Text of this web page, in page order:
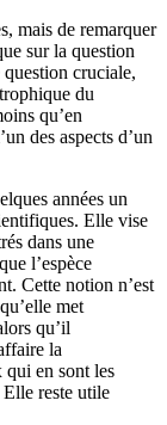
mais de remarquer
sur la question
question cruciale,
du
qu’en
des aspects d’un
années un
Elle vise
dans une
l’espèce
Cette notion n’est
met
qu’il
la
qui en sont les
Elle reste utile